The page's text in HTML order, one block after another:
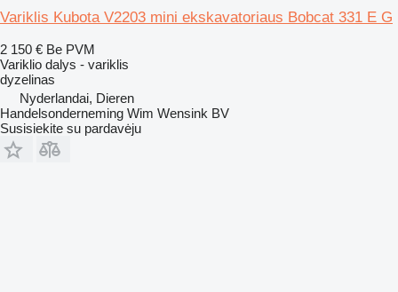
Variklis Kubota V2203 mini ekskavatoriaus Bobcat 331 E G
2 150 € Be PVM
Variklio dalys - variklis
dyzelinas
Nyderlandai, Dieren
Handelsonderneming Wim Wensink BV
Susisiekite su pardavėju